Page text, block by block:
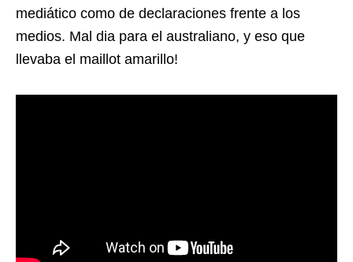
mediático como de declaraciones frente a los
medios. Mal dia para el australiano, y eso que
llevaba el maillot amarillo!